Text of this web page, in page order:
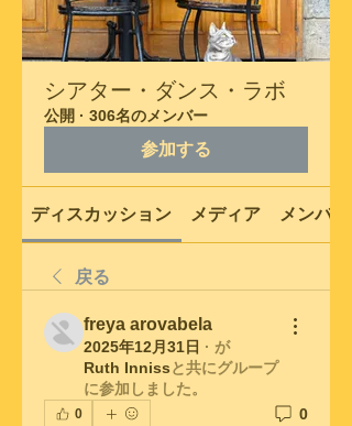
シアター・ダンス・ラボ
公開 · 306名のメンバー
参加する
ディスカッション メディア メンバー
戻る
freya arovabela
2025年12月31日 · が
Ruth Innissと共にグループ
に参加しました。
0 0